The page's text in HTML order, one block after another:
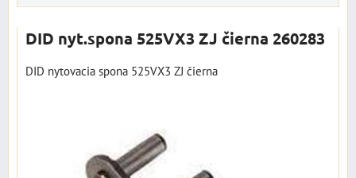
DID nyt.spona 525VX3 ZJ čierna 260283
DID nytovacia spona 525VX3 ZJ čierna